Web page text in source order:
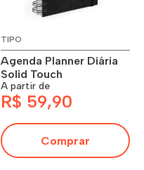
TIPO
Agenda Planner Diária
Solid Touch
A partir de
R$ 59,90
Comprar